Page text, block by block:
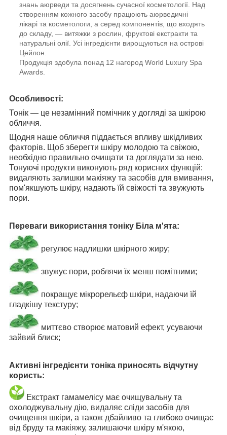
знань аюрведи та досягнень сучасної косметології. Над
створенням кожного засобу працюють аюрведичні
лікарі та косметологи, а серед компонентів, що входять
до складу, — витяжки з рослин, фруктові екстракти та
натуральні олії. Усі інгредієнти вирощуються на острові
Цейлон.
Продукція здобула понад 12 нагород World Luxury Spa
Awards.
Особливості:
Тонік — це незамінний помічник у догляді за шкірою
обличчя.
Щодня наше обличчя піддається впливу шкідливих
факторів. Щоб зберегти шкіру молодою та свіжою,
необхідно правильно очищати та доглядати за нею.
Тонуючі продукти виконують ряд корисних функцій:
видаляють залишки макіяжу та засобів для вмивання,
пом'якшують шкіру, надають їй свіжості та звужують
пори.
Переваги використання тоніку Біла м'ята:
регулює надлишки шкірного жиру;
звужує пори, роблячи їх менш помітними;
покращує мікрорельєф шкіри, надаючи їй
гладкішу текстуру;
миттєво створює матовий ефект, усуваючи
зайвий блиск;
Активні інгредієнти тоніка приносять відчутну
користь:
Екстракт гамамелісу має очищувальну та
охолоджувальну дію, видаляє сліди засобів для
очищення шкіри, а також дбайливо та глибоко очищає
від бруду та макіяжу, залишаючи шкіру м'якою,